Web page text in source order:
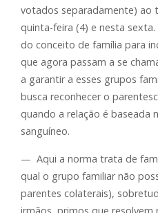
votados separadamente) ao
quinta-feira (4) e nesta
do conceito de família para
que agora passam a se
a garantir a esses grupos
busca reconhecer o
quando a relação é baseada
sanguíneo.
— Aqui a norma trata de
qual o grupo familiar não
parentes colaterais),